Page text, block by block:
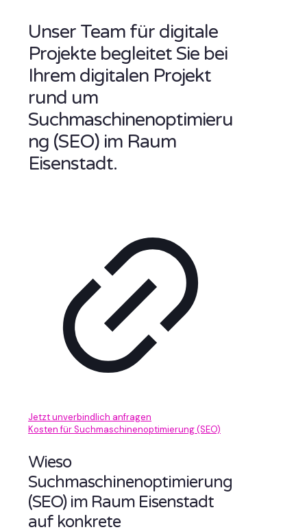
Unser Team für digitale
Projekte begleitet Sie bei
Ihrem digitalen Projekt
rund um
Suchmaschinenoptimieru
ng (SEO) im Raum
Eisenstadt.
Jetzt unverbindlich anfragen
Kosten für Suchmaschinenoptimierung (SEO)
Wieso
Suchmaschinenoptimierung
(SEO) im Raum Eisenstadt
auf konkrete